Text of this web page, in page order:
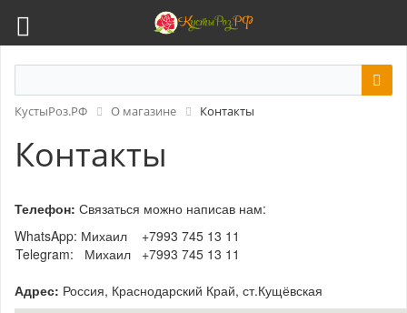
КустыРоз.РФ О магазине Контакты
Контакты
Телефон: Связаться можно написав нам:
WhatsApp: Михаил +7993 745 13 11
Telegram: Михаил +7993 745 13 11
Адрес: Россия, Краснодарский Край, ст.Кущёвская